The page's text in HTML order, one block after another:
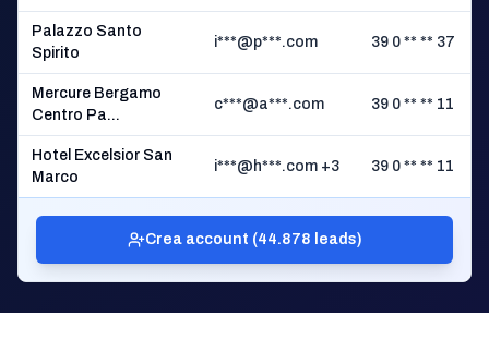
Palazzo Santo
Spirito
i***@p***.com 39 0 ** ** 37
Mercure Bergamo
Centro Pa...
c***@a***.com 39 0 ** ** 11
Hotel Excelsior San
Marco
i***@h***.com +3 39 0 ** ** 11
Crea account (44.878 leads)